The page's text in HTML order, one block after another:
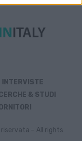
INTERVISTE
& STUDI
riservata – All rights